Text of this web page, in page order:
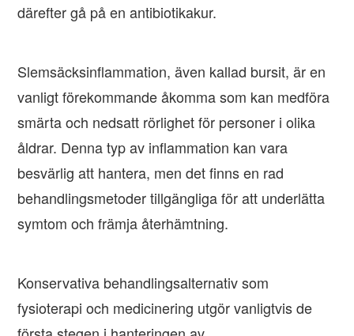
därefter gå på en antibiotikakur.
Slemsäcksinflammation, även kallad bursit, är en
vanligt förekommande åkomma som kan medföra
smärta och nedsatt rörlighet för personer i olika
åldrar. Denna typ av inflammation kan vara
besvärlig att hantera, men det finns en rad
behandlingsmetoder tillgängliga för att underlätta
symtom och främja återhämtning.
Konservativa behandlingsalternativ som
fysioterapi och medicinering utgör vanligtvis de